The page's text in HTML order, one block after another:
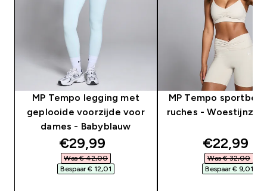
MP Tempo legging met
geplooide voorzijde voor
dames - Babyblauw
discounted price
€29,99‎
Was € 42,00‎
Bespaar € 12,01‎
MP Tempo
ruches -
€22,99‎
Was € 32,00‎
Bespaar € 9,01‎